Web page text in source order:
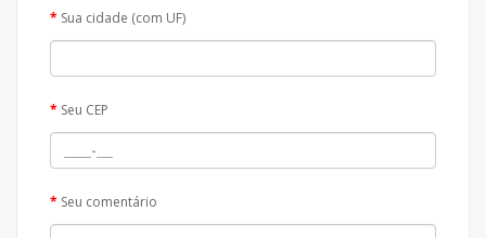
Sua cidade (com UF)
Seu CEP
Seu comentário